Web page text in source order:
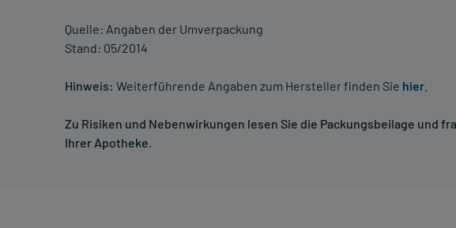
Quelle: Angaben der Umverpackung
Stand: 05/2014
Hinweis: Weiterführende Angaben zum Hersteller finden Sie hier
Zu Risiken und Nebenwirkungen lesen Sie die Packungsbeilage und
Ihrer Apotheke.